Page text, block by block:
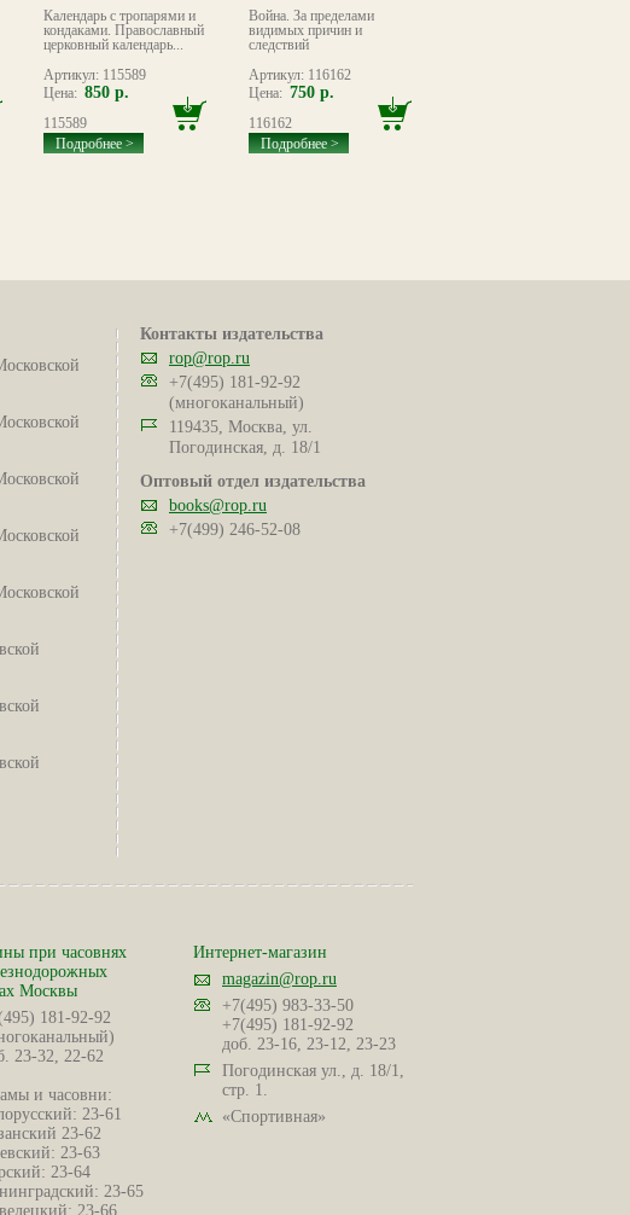
Календарь с тропарями и
кондаками. Православный
церковный календарь...
Артикул: 115589
Цена: 850 р.
115589
Подробнее >
Война. За пределами
видимых причин и
следствий
Артикул: 116162
Цена: 750 р.
116162
Подробнее >
Контакты издательства
rop@rop.ru
+7(495) 181-92-92
(многоканальный)
119435, Москва, ул.
Погодинская, д. 18/1
Оптовый отдел издательства
books@rop.ru
+7(499) 246-52-08
при часовнях
Москвы
181-92-92
23-32, 22-62
и часовни:
23-61
23-62
23-63
23-64
23-65
23-66
Интернет-магазин
magazin@rop.ru
+7(495) 983-33-50
+7(495) 181-92-92
доб. 23-16, 23-12, 23-23
Погодинская ул., д. 18/1,
стр. 1.
«Спортивная»